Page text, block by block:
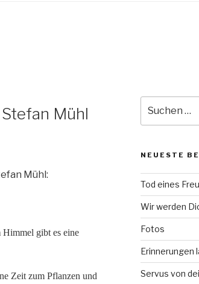
Mühl
Mühl:
Himmel gibt es eine
Zeit zum Pflanzen und
nach:
NEUESTE
Tod eines
Wir werden
Fotos
Erinnerungen
Servus von